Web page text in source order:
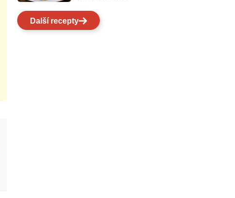
Další recepty